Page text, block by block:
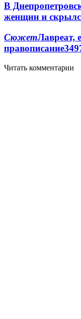
В
женщин и
СюжетЛавреат,
правописание349
Читать комментарии